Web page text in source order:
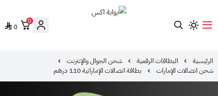
0
0
الرئيسية البطاقات الرقمية
شحن الجوال والإنترنت
شحن اتصالات الإمارات
بطاقة اتصالات الإماراتية 110 درهم